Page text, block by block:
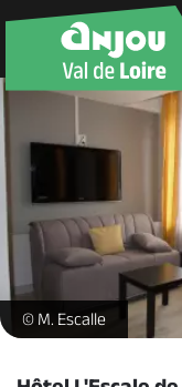
À voir, à faire
Hôtel L'Escale de la
© M. Escalle